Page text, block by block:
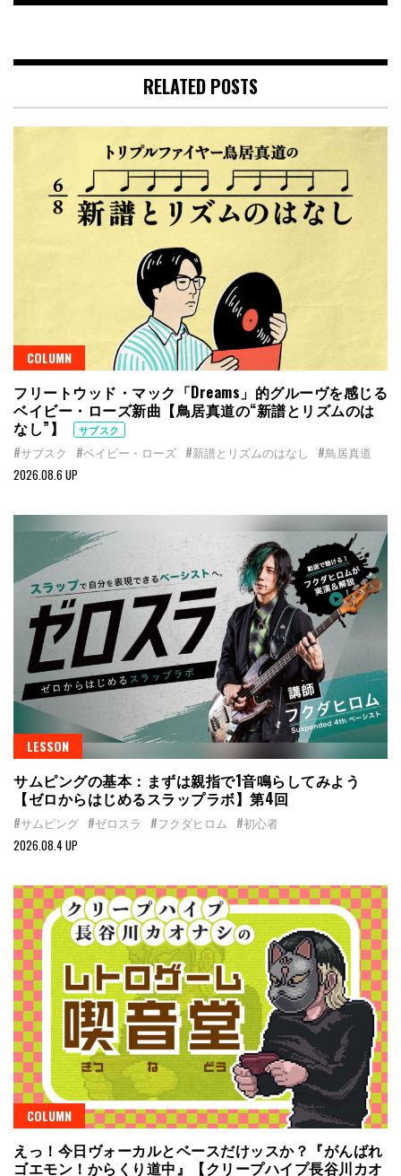
RELATED POSTS
COLUMN
フリートウッド・マック「Dreams」的グルーヴを感じる
ベイビー・ローズ新曲【鳥居真道の“新譜とリズムのは
なし”】
サブスク
#サブスク #ベイビー・ローズ #新譜とリズムのはなし
#鳥居真道
2026.08.6 UP
LESSON
サムピングの基本：まずは親指で1音鳴らしてみよう
【ゼロからはじめるスラップラボ】第4回
#サムピング #ゼロスラ #フクダヒロム
#初心者
2026.08.4 UP
COLUMN
えっ！今日ヴォーカルとベースだけッスか？『がんばれ
ゴエモン！からくり道中』【クリープハイプ長谷川カオ